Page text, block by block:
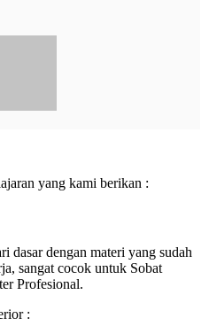
yang kami berikan :
dasar dengan materi yang sudah
sangat cocok untuk Sobat
Profesional.
: